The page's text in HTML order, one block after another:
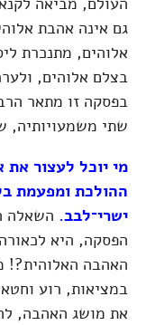
גם אינה אהבת
אלוהים, מתנכרת
בצלם אלוהים,
בפסקה זו מתאר
שתי משמעויותיה,
מי יוכל לעצור את
ההולכת ומפעמת
ישרי־לבב.השאלה
הפסקה, היא לכאורה
האהבה האלוהית?!
במציאות, רוע
את מושג האהבה,